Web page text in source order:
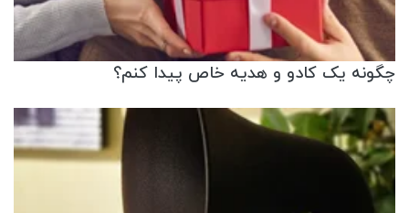
چگونه یک کادو و هدیه خاص پیدا کنم؟